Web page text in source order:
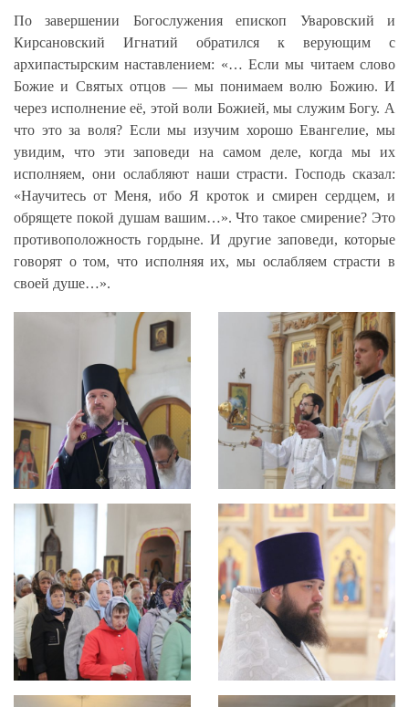
По завершении Богослужения епископ Уваровский и
Кирсановский Игнатий обратился к верующим с
архипастырским наставлением: «… Если мы читаем слово
Божие и Святых отцов — мы понимаем волю Божию. И
через исполнение её, этой воли Божией, мы служим Богу. А
что это за воля? Если мы изучим хорошо Евангелие, мы
увидим, что эти заповеди на самом деле, когда мы их
исполняем, они ослабляют наши страсти. Господь сказал:
«Научитесь от Меня, ибо Я кроток и смирен сердцем, и
обрящете покой душам вашим…». Что такое смирение? Это
противоположность гордыне. И другие заповеди, которые
говорят о том, что исполняя их, мы ослабляем страсти в
своей душе…».